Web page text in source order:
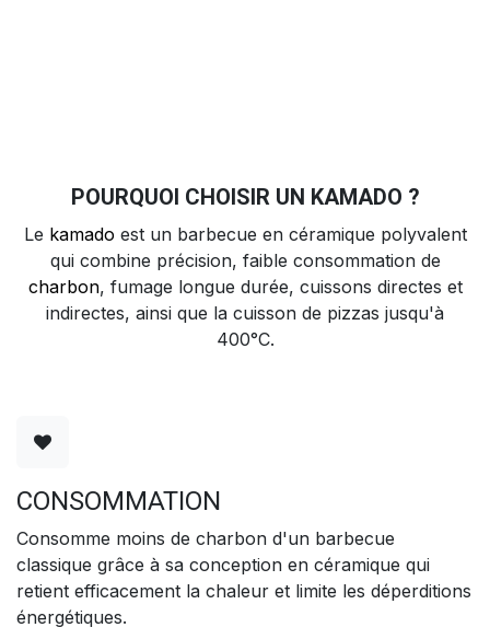
POURQUOI CHOISIR UN KAMADO ?
Le kamado est un barbecue en céramique polyvalent
qui combine précision, faible consommation de
charbon, fumage longue durée, cuissons directes et
indirectes, ainsi que la cuisson de pizzas jusqu'à
400°C.
CONSOMMATION
Consomme moins de charbon d'un barbecue
classique grâce à sa conception en céramique qui
retient efficacement la chaleur et limite les déperditions
énergétiques.